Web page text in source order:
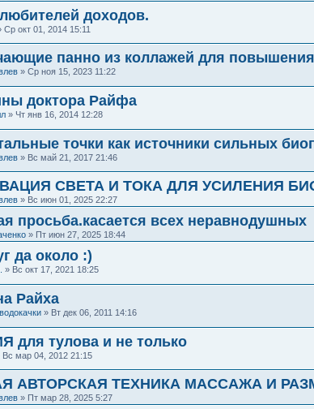
доходов.
Ср окт 01, 2014 15:11
панно из коллажей для
» Ср ноя 15, 2023 11:22
доктора Райфа
» Чт янв 16, 2014 12:28
точки как источники сильных
» Вс май 21, 2017 21:46
СВЕТА И ТОКА ДЛЯ УСИЛЕНИЯ
» Вс июн 01, 2025 22:27
просьба.касается всех неравнодушных
» Пт июн 27, 2025 18:44
да около :)
» Вс окт 17, 2021 18:25
Райха
» Вт дек 06, 2011 14:16
для тулова и не только
Вс мар 04, 2012 21:15
АВТОРСКАЯ ТЕХНИКА МАССАЖА И
» Пт мар 28, 2025 5:27